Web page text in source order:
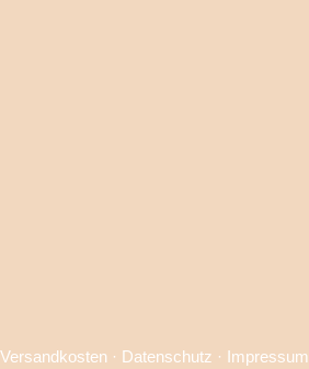
Versandkosten · Datenschutz · Impressum